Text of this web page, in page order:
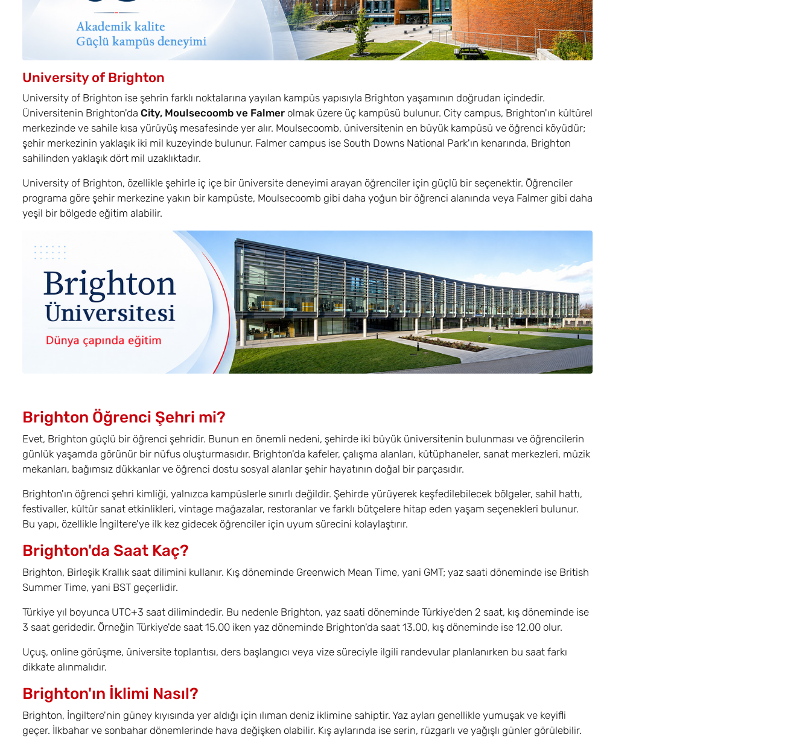
University of Brighton
University of Brighton ise şehrin farklı noktalarına yayılan kampüs yapısıyla Brighton yaşamının doğrudan içindedir.
Üniversitenin Brighton'da City, Moulsecoomb ve Falmer olmak üzere üç kampüsü bulunur. City campus, Brighton'ın kültürel
merkezinde ve sahile kısa yürüyüş mesafesinde yer alır. Moulsecoomb, üniversitenin en büyük kampüsü ve öğrenci köyüdür;
şehir merkezinin yaklaşık iki mil kuzeyinde bulunur. Falmer campus ise South Downs National Park'ın kenarında, Brighton
sahilinden yaklaşık dört mil uzaklıktadır.
University of Brighton, özellikle şehirle iç içe bir üniversite deneyimi arayan öğrenciler için güçlü bir seçenektir. Öğrenciler
programa göre şehir merkezine yakın bir kampüste, Moulsecoomb gibi daha yoğun bir öğrenci alanında veya Falmer gibi daha
yeşil bir bölgede eğitim alabilir.
Brighton Öğrenci Şehri mi?
Evet, Brighton güçlü bir öğrenci şehridir. Bunun en önemli nedeni, şehirde iki büyük üniversitenin bulunması ve öğrencilerin
günlük yaşamda görünür bir nüfus oluşturmasıdır. Brighton'da kafeler, çalışma alanları, kütüphaneler, sanat merkezleri, müzik
mekanları, bağımsız dükkanlar ve öğrenci dostu sosyal alanlar şehir hayatının doğal bir parçasıdır.
Brighton'ın öğrenci şehri kimliği, yalnızca kampüslerle sınırlı değildir. Şehirde yürüyerek keşfedilebilecek bölgeler, sahil hattı,
festivaller, kültür sanat etkinlikleri, vintage mağazalar, restoranlar ve farklı bütçelere hitap eden yaşam seçenekleri bulunur.
Bu yapı, özellikle İngiltere'ye ilk kez gidecek öğrenciler için uyum sürecini kolaylaştırır.
Brighton'da Saat Kaç?
Brighton, Birleşik Krallık saat dilimini kullanır. Kış döneminde Greenwich Mean Time, yani GMT; yaz saati döneminde ise British
Summer Time, yani BST geçerlidir.
Türkiye yıl boyunca UTC+3 saat dilimindedir. Bu nedenle Brighton, yaz saati döneminde Türkiye'den 2 saat, kış döneminde ise
3 saat geridedir. Örneğin Türkiye'de saat 15.00 iken yaz döneminde Brighton'da saat 13.00, kış döneminde ise 12.00 olur.
Uçuş, online görüşme, üniversite toplantısı, ders başlangıcı veya vize süreciyle ilgili randevular planlanırken bu saat farkı
dikkate alınmalıdır.
Brighton'ın İklimi Nasıl?
Brighton, İngiltere'nin güney kıyısında yer aldığı için ılıman deniz iklimine sahiptir. Yaz ayları genellikle yumuşak ve keyifli
geçer. İlkbahar ve sonbahar dönemlerinde hava değişken olabilir. Kış aylarında ise serin, rüzgarlı ve yağışlı günler görülebilir.